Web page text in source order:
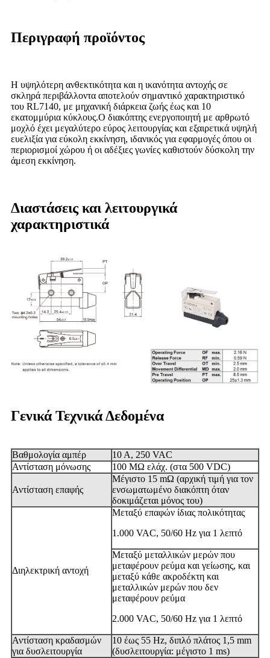
Περιγραφή προϊόντος
Η υψηλότερη ανθεκτικότητα και η ικανότητα αντοχής σε
σκληρά περιβάλλοντα αποτελούν σημαντικό χαρακτηριστικό
του RL7140, με μηχανική διάρκεια ζωής έως και 10
εκατομμύρια κύκλους.Ο διακόπτης ενεργοποιητή με αρθρωτό
μοχλό έχει μεγαλύτερο εύρος λειτουργίας και εξαιρετικά υψηλή
ευελιξία για εύκολη εκκίνηση, ιδανικός για εφαρμογές όπου οι
περιορισμοί χώρου ή οι αδέξιες γωνίες καθιστούν δύσκολη την
άμεση εκκίνηση.
Διαστάσεις και λειτουργικά
χαρακτηριστικά
Γενικά Τεχνικά Δεδομένα
Βαθμολογία αμπέρ
10 A, 250 VAC
Αντίσταση μόνωσης
100 MΩ ελάχ. (στα 500 VDC)
Αντίσταση επαφής
Μέγιστο 15 mΩ (αρχική τιμή για τον
ενσωματωμένο διακόπτη όταν
δοκιμάζεται μόνος του)
Διηλεκτρική αντοχή
Μεταξύ επαφών ίδιας πολικότητας
1.000 VAC, 50/60 Hz για 1 λεπτό
Μεταξύ μεταλλικών μερών που
μεταφέρουν ρεύμα και γείωσης, και
μεταξύ κάθε ακροδέκτη και
μεταλλικών μερών που δεν
μεταφέρουν ρεύμα
2.000 VAC, 50/60 Hz για 1 λεπτό
Αντίσταση κραδασμών
για δυσλειτουργία
10 έως 55 Hz, διπλό πλάτος 1,5 mm
(δυσλειτουργία: μέγιστο 1 ms)